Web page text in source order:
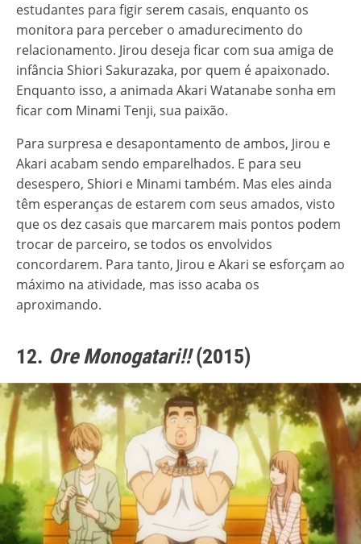
estudantes para figir serem casais, enquanto os
monitora para perceber o amadurecimento do
relacionamento. Jirou deseja ficar com sua amiga de
infância Shiori Sakurazaka, por quem é apaixonado.
Enquanto isso, a animada Akari Watanabe sonha em
ficar com Minami Tenji, sua paixão.
Para surpresa e desapontamento de ambos, Jirou e
Akari acabam sendo emparelhados. E para seu
desespero, Shiori e Minami também. Mas eles ainda
têm esperanças de estarem com seus amados, visto
que os dez casais que marcarem mais pontos podem
trocar de parceiro, se todos os envolvidos
concordarem. Para tanto, Jirou e Akari se esforçam ao
máximo na atividade, mas isso acaba os
aproximando.
12. Ore Monogatari!!(2015)